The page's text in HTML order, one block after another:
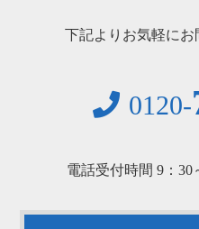
下記よりお気軽にお
0120-
電話受付時間 9：30